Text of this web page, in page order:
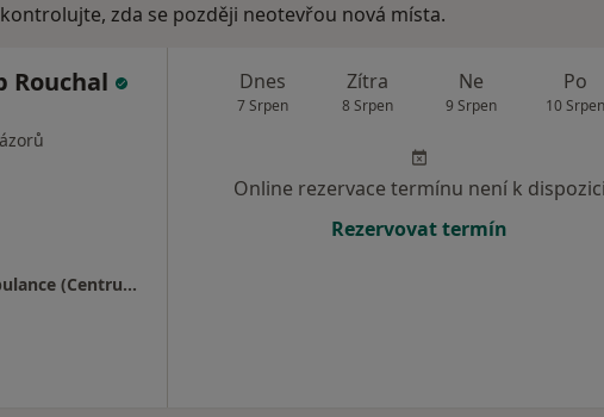
zda se později neotevřou nová místa.
Rouchal
MEDAPO.cz, s.r.o - ortopedická ambulance (Centrum lékařské péče, 1.NP)
Dnes
7 Srpen
Zítra
8 Srpen
Ne
9 Srpen
Po
10 Srpen
Online rezervace termínu není k dispozici
Rezervovat termín